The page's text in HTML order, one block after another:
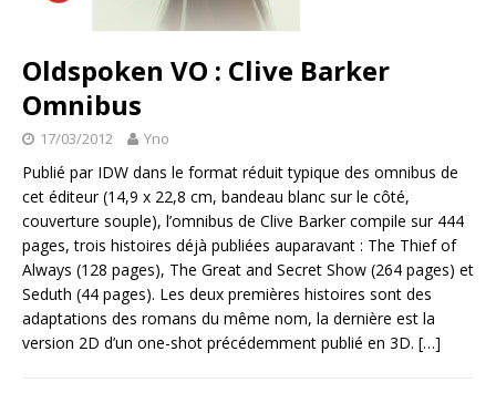
Oldspoken VO : Clive Barker
Omnibus
17/03/2012 Yno
Publié par IDW dans le format réduit typique des omnibus de
cet éditeur (14,9 x 22,8 cm, bandeau blanc sur le côté,
couverture souple), l’omnibus de Clive Barker compile sur 444
pages, trois histoires déjà publiées auparavant : The Thief of
Always (128 pages), The Great and Secret Show (264 pages) et
Seduth (44 pages). Les deux premières histoires sont des
adaptations des romans du même nom, la dernière est la
version 2D d’un one-shot précédemment publié en 3D. […]